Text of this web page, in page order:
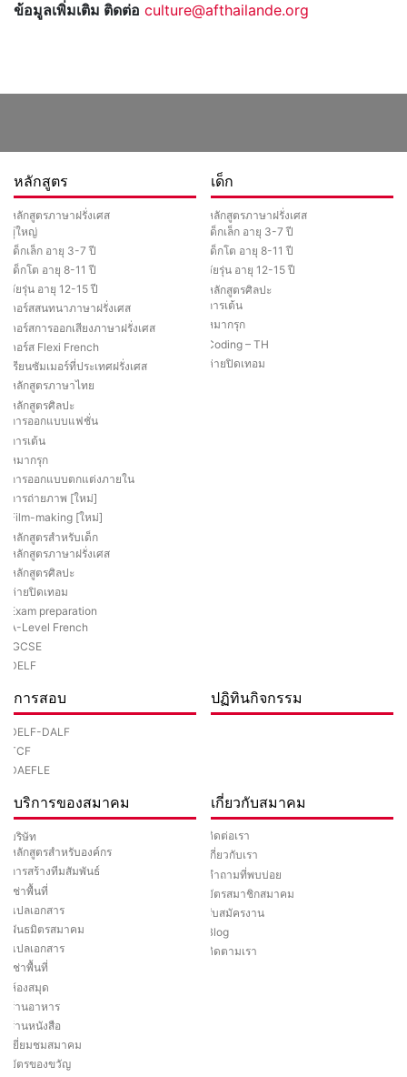
ข้อมูลเพิ่มเติม ติดต่อ culture@afthailande.org
หลักสูตร
หลักสูตรภาษาฝรั่งเศส
ผู้ใหญ่
เด็กเล็ก อายุ 3-7 ปี
เด็กโต อายุ 8-11 ปี
วัยรุ่น อายุ 12-15 ปี
คอร์สสนทนาภาษาฝรั่งเศส
คอร์สการออกเสียงภาษาฝรั่งเศส
คอร์ส Flexi French
เรียนซัมเมอร์ที่ประเทศฝรั่งเศส
หลักสูตรภาษาไทย
หลักสูตรศิลปะ
การออกแบบแฟชั่น
การเต้น
หมากรุก
การออกแบบตกแต่งภายใน
การถ่ายภาพ [ใหม่]
Film-making [ใหม่]
หลักสูตรสำหรับเด็ก
หลักสูตรภาษาฝรั่งเศส
หลักสูตรศิลปะ
ค่ายปิดเทอม
Exam preparation
A-Level French
IGCSE
DELF
เด็ก
หลักสูตรภาษาฝรั่งเศส
เด็กเล็ก อายุ 3-7 ปี
เด็กโต อายุ 8-11 ปี
วัยรุ่น อายุ 12-15 ปี
หลักสูตรศิลปะ
การเต้น
หมากรุก
Coding – TH
ค่ายปิดเทอม
การสอบ
DELF-DALF
TCF
DAEFLE
ปฏิทินกิจกรรม
บริการของสมาคม
บริษัท
หลักสูตรสำหรับองค์กร
การสร้างทีมสัมพันธ์
เช่าพื้นที่
แปลเอกสาร
พันธมิตรสมาคม
แปลเอกสาร
เช่าพื้นที่
ห้องสมุด
ร้านอาหาร
ร้านหนังสือ
เยี่ยมชมสมาคม
บัตรของขวัญ
เกี่ยวกับสมาคม
ติดต่อเรา
เกี่ยวกับเรา
คำถามที่พบบ่อย
บัตรสมาชิกสมาคม
รับสมัครงาน
Blog
ติดตามเรา